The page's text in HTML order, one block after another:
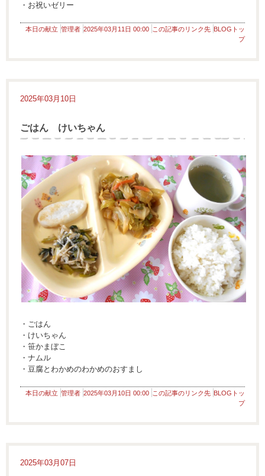
・お祝いゼリー
本日の献立 管理者 2025年03月11日 00:00 この記事のリンク先 BLOGトッ
プ
2025年03月10日
ごはん けいちゃん
・ごはん
・けいちゃん
・笹かまぼこ
・ナムル
・豆腐とわかめのわかめのおすまし
本日の献立 管理者 2025年03月10日 00:00 この記事のリンク先 BLOGトッ
プ
2025年03月07日